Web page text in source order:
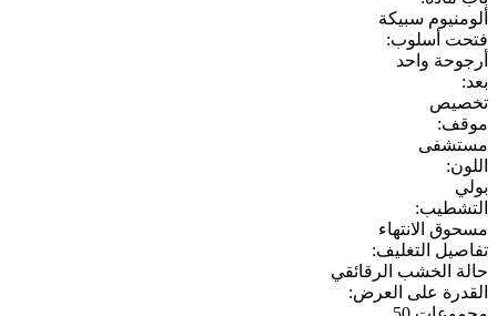
ألومنيوم سبيكة
فتحت أسلوب:
أرجوحة واحد
بعد:
تخصيص
موقف:
مستشفى
اللون:
بولي
التشطيب:
مسحوق الانتهاء
تفاصيل التغليف:
حالة الخشب الرقائقي
القدرة على العرض: